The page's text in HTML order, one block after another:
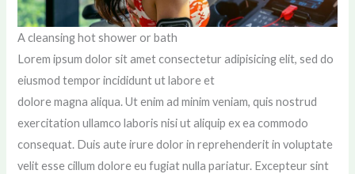
A cleansing hot shower or bath
Lorem ipsum dolor sit amet consectetur adipisicing elit, sed do
eiusmod tempor incididunt ut labore et
dolore magna aliqua. Ut enim ad minim veniam, quis nostrud
exercitation ullamco laboris nisi ut aliquip ex ea commodo
consequat. Duis aute irure dolor in reprehenderit in voluptate
velit esse cillum dolore eu fugiat nulla pariatur. Excepteur sint